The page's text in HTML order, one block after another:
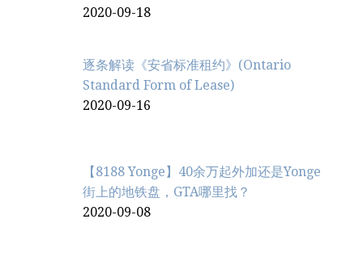
2020-09-18
逐条解读《安省标准租约》(Ontario
Standard Form of Lease)
2020-09-16
【8188 Yonge】40余万起外加还是Yonge
街上的地铁盘，GTA哪里找？
2020-09-08